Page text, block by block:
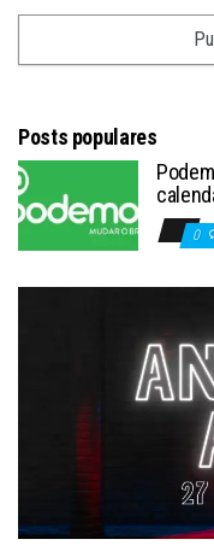
Posts populares
0